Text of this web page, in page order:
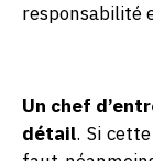
responsabilité
Un chef
détail. Si